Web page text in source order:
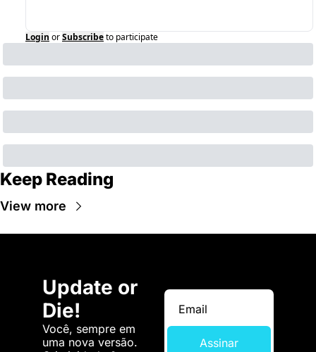
Login orSubscribeto participate
Keep Reading
View more
Update or
Die!
Você, sempre em
uma nova versão.
Assinar